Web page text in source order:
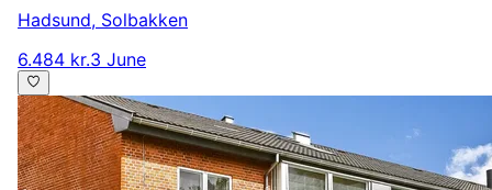
Hadsund, Solbakken
6.484 kr.3 June